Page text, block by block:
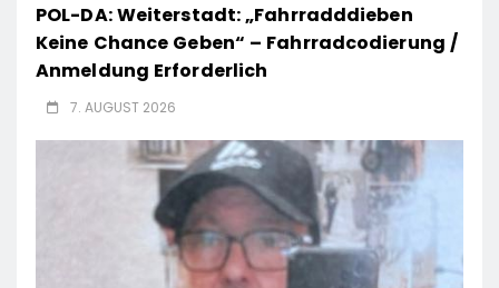
POL-DA: Weiterstadt: „Fahrradddieben
Keine Chance Geben“ – Fahrradcodierung /
Anmeldung Erforderlich
7. AUGUST 2026